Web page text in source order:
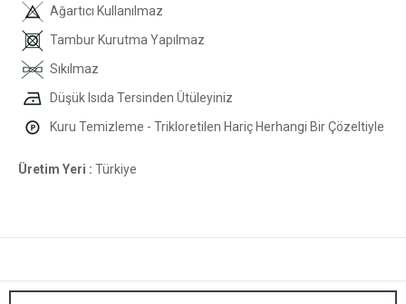
Ağartıcı Kullanılmaz
Tambur Kurutma Yapılmaz
Sıkılmaz
Düşük Isıda Tersinden Ütüleyiniz
Kuru Temizleme - Trikloretilen Hariç Herhangi Bir Çözeltiyle
Üretim Yeri : Türkiye